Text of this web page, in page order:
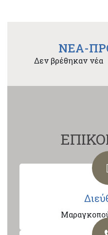
NEA-
Δεν βρέθηκαν νέα